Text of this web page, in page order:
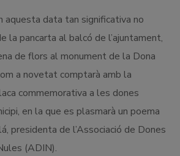
aquesta data tan significativa no
la pancarta al balcó de l’ajuntament,
de flors al monument de la Dona
a novetat comptarà amb la
commemorativa a les dones
en la que es plasmarà un poema
presidenta de l’Associació de Dones
(ADIN).